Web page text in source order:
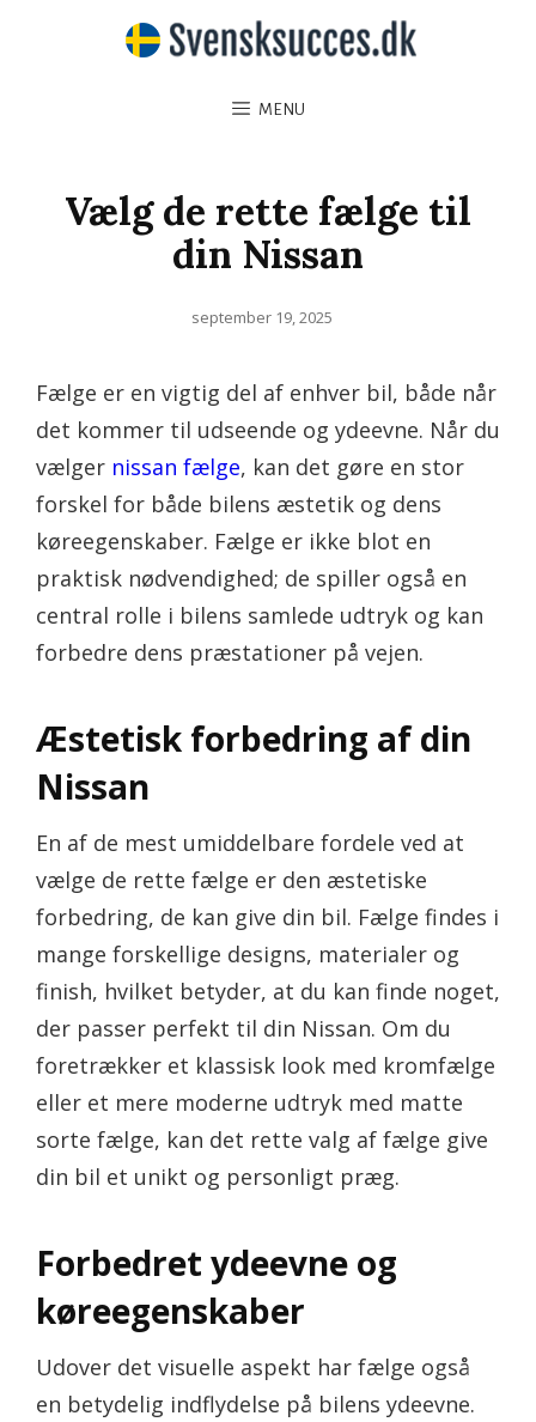
MENU
Vælg de rette fælge til
din Nissan
Posted
september 19, 2025
Fælge er en vigtig del af enhver bil, både når
det kommer til udseende og ydeevne. Når du
vælger nissan fælge, kan det gøre en stor
forskel for både bilens æstetik og dens
køreegenskaber. Fælge er ikke blot en
praktisk nødvendighed; de spiller også en
central rolle i bilens samlede udtryk og kan
forbedre dens præstationer på vejen.
Æstetisk forbedring af din
Nissan
En af de mest umiddelbare fordele ved at
vælge de rette fælge er den æstetiske
forbedring, de kan give din bil. Fælge findes i
mange forskellige designs, materialer og
finish, hvilket betyder, at du kan finde noget,
der passer perfekt til din Nissan. Om du
foretrækker et klassisk look med kromfælge
eller et mere moderne udtryk med matte
sorte fælge, kan det rette valg af fælge give
din bil et unikt og personligt præg.
Forbedret ydeevne og
køreegenskaber
Udover det visuelle aspekt har fælge også
en betydelig indflydelse på bilens ydeevne.